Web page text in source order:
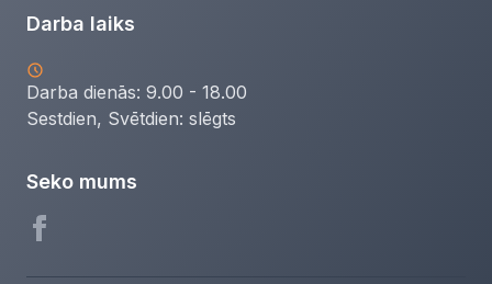
Darba laiks
Darba dienās: 9.00 - 18.00
Sestdien, Svētdien: slēgts
Seko mums